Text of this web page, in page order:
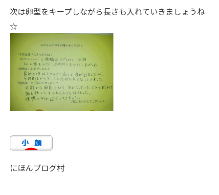
次は卵型をキープしながら長さも入れていきましょうね
☆
にほんブログ村